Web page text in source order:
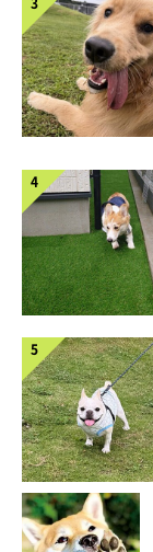
回数がすべての
何度も言いますが
とは言い切れませ
などの病気ですが
題が見られないこ